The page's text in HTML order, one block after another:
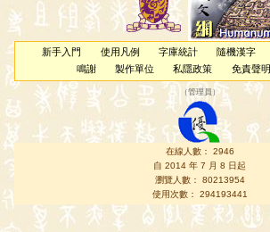
新手入門 使用凡例 字庫統計 隨機漢字
鳴謝
製作單位 私隱政策 免責聲明
（管理員 ）
在線人數： 2946
自 2014 年 7 月 8 日起
瀏覽人數： 80213954
使用次數： 294193441